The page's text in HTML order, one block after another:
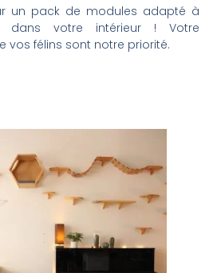
un pack de modules adapté à
dans votre intérieur ! Votre
vos félins sont notre priorité.